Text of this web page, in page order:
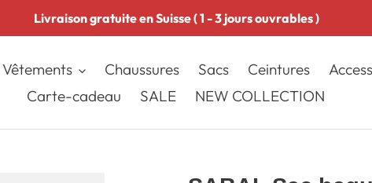
Livraison gratuite en Suisse ( 1 - 3 jours ouvrables )
Vêtements Chaussures Sacs Ceintures
Carte-cadeau
SALE NEW COLLECTION